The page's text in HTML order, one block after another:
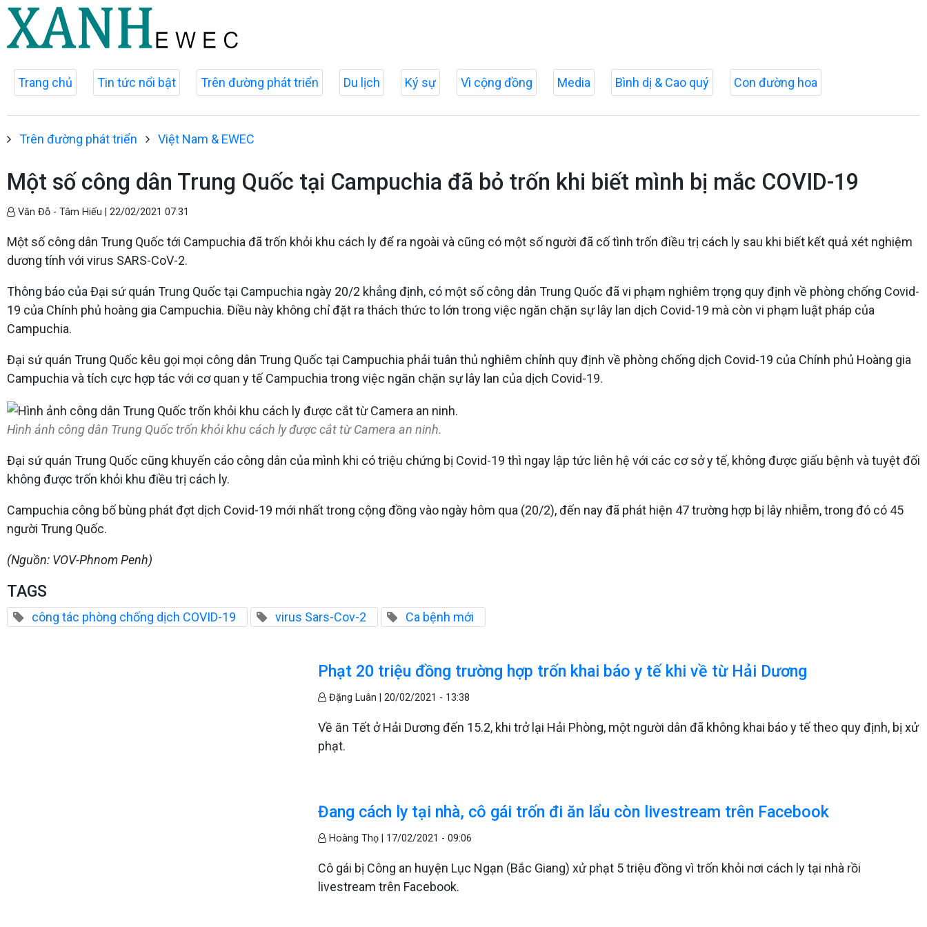
Trang chủ Tin tức nổi bật Trên đường phát triển Du lịch Ký sự Vì cộng đồng Media Bình dị & Cao quý Con đường hoa
Trên đường phát triển Việt Nam & EWEC
Một số công dân Trung Quốc tại Campuchia đã bỏ trốn khi biết mình bị mắc COVID-19
Văn Đỗ - Tâm Hiếu | 22/02/2021 07:31
Một số công dân Trung Quốc tới Campuchia đã trốn khỏi khu cách ly để ra ngoài và cũng có một số người đã cố tình trốn điều trị cách ly sau khi biết kết quả xét nghiệm
dương tính với virus SARS-CoV-2.
Thông báo của Đại sứ quán Trung Quốc tại Campuchia ngày 20/2 khẳng định, có một số công dân Trung Quốc đã vi phạm nghiêm trọng quy định về phòng chống Covid-
19 của Chính phủ hoàng gia Campuchia. Điều này không chỉ đặt ra thách thức to lớn trong việc ngăn chặn sự lây lan dịch Covid-19 mà còn vi phạm luật pháp của
Campuchia.
Đại sứ quán Trung Quốc kêu gọi mọi công dân Trung Quốc tại Campuchia phải tuân thủ nghiêm chỉnh quy định về phòng chống dịch Covid-19 của Chính phủ Hoàng gia
Campuchia và tích cực hợp tác với cơ quan y tế Campuchia trong việc ngăn chặn sự lây lan của dịch Covid-19.
Hình ảnh công dân Trung Quốc trốn khỏi khu cách ly được cắt từ Camera an ninh.
Đại sứ quán Trung Quốc cũng khuyến cáo công dân của mình khi có triệu chứng bị Covid-19 thì ngay lập tức liên hệ với các cơ sở y tế, không được giấu bệnh và tuyệt đối
không được trốn khỏi khu điều trị cách ly.
Campuchia công bố bùng phát đợt dịch Covid-19 mới nhất trong cộng đồng vào ngày hôm qua (20/2), đến nay đã phát hiện 47 trường hợp bị lây nhiễm, trong đó có 45
người Trung Quốc.
(Nguồn: VOV-Phnom Penh)
TAGS
công tác phòng chống dịch COVID-19 virus Sars-Cov-2 Ca bệnh mới
Phạt 20 triệu đồng trường hợp trốn khai báo y tế khi về từ Hải Dương
Đặng Luân |20/02/2021 - 13:38
Về ăn Tết ở Hải Dương đến 15.2, khi trở lại Hải Phòng, một người dân đã không khai báo y tế theo quy định, bị xử
phạt.
Đang cách ly tại nhà, cô gái trốn đi ăn lẩu còn livestream trên Facebook
Hoàng Thọ | 17/02/2021 - 09:06
Cô gái bị Công an huyện Lục Ngạn (Bắc Giang) xử phạt 5 triệu đồng vì trốn khỏi nơi cách ly tại nhà rồi
livestream trên Facebook.